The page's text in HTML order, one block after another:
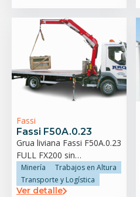
Fassi
Fassi F50A.0.23
Grua liviana Fassi F50A.0.23
FULL FX200 sin
estabilizador trasero
Minería
Trabajos en Altura
Transporte y Logística
Ver detalle